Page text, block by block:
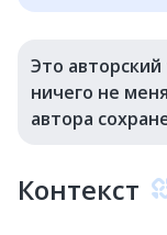
Это
ничего не
автора
Контекст